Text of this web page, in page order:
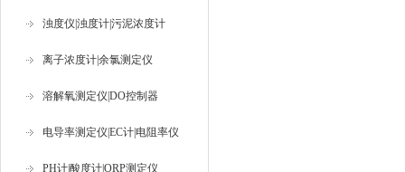
浊度仪|浊度计|污泥浓度计
离子浓度计|余氯测定仪
溶解氧测定仪|DO控制器
电导率测定仪|EC计|电阻率仪
PH计|酸度计|ORP测定仪